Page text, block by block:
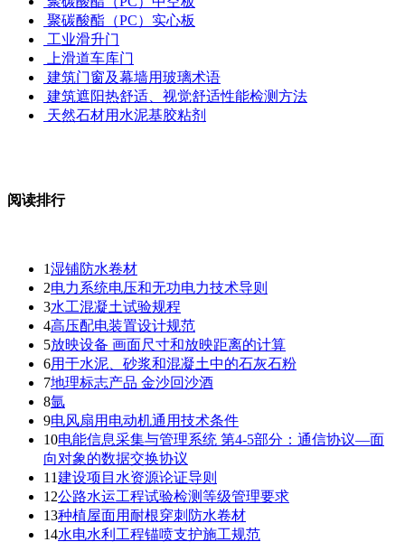
聚碳酸酯（PC）实心板
工业滑升门
上滑道车库门
建筑门窗及幕墙用玻璃术语
建筑遮阳热舒适、视觉舒适性能检测方法
天然石材用水泥基胶粘剂
阅读排行
1湿铺防水卷材
2电力系统电压和无功电力技术导则
3水工混凝土试验规程
4高压配电装置设计规范
5放映设备 画面尺寸和放映距离的计算
6用于水泥、砂浆和混凝土中的石灰石粉
7地理标志产品 金沙回沙酒
8氩
9电风扇用电动机通用技术条件
10电能信息采集与管理系统 第4-5部分：通信协议—面
向对象的数据交换协议
11建设项目水资源论证导则
12公路水运工程试验检测等级管理要求
13种植屋面用耐根穿刺防水卷材
14水电水利工程锚喷支护施工规范